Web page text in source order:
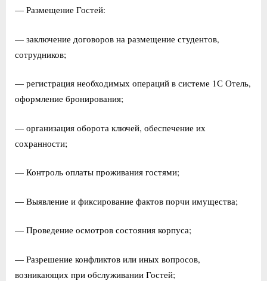
— Размещение Гостей:
— заключение договоров на размещение студентов,
сотрудников;
— регистрация необходимых операций в системе 1С Отель,
оформление бронирования;
— организация оборота ключей, обеспечение их
сохранности;
— Контроль оплаты проживания гостями;
— Выявление и фиксирование фактов порчи имущества;
— Проведение осмотров состояния корпуса;
— Разрешение конфликтов или иных вопросов,
возникающих при обслуживании Гостей;